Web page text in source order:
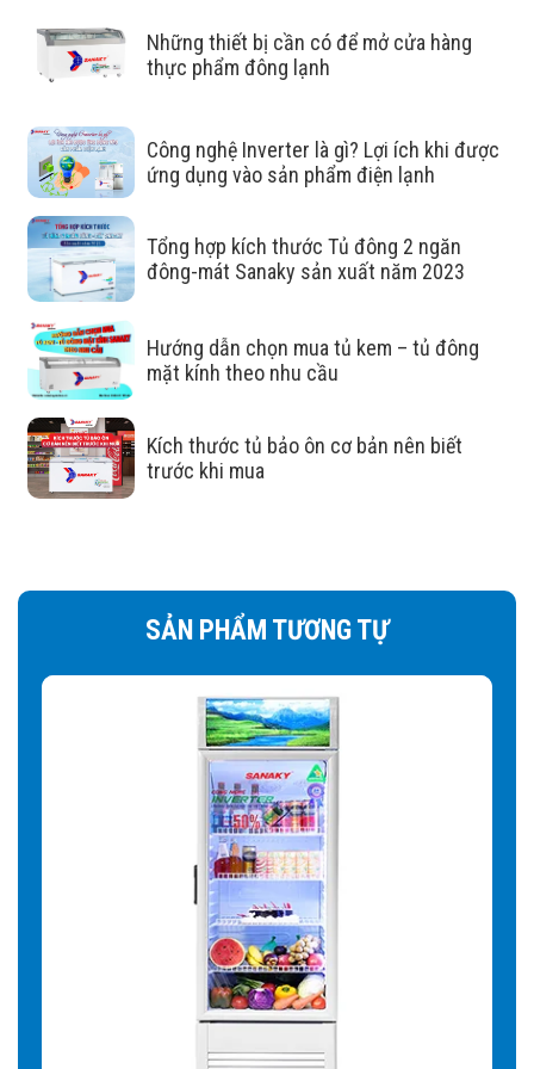
hiện đại phù hợp trong việc bảo
quản trưng bày
E sẽ hạn chế tia hồng ngoại mang nhiệt và tia UV năng
lượng cao của ánh sáng trắng thâm nhập vào tủ.
Tăng khả năng cách nhiệt:
trao đổi nhiệt với môi trường bên ngoài xuống mức thấp
nhất. Không gian làm lạnh bên trong tủ giữ được nhiệt độ
lâu hơn
Hạn chế đọng sương:Kính Low-E giúp hạn chế đọng
sương hay hơi nước trên cánh tủ khi tủ đang hoạt động
nhờ năng cao khả năng cách nhiệt của kính.
Tiết kiệm tối đa điện năng:
Quan sát sản phẩm trong tủ rõ ràng:Kính Low-E giúp
cân bằng ánh sáng tốt hơn, không gây chói mắt khi nhìn từ
ngoài vào tủ mà có ánh đèn hay nguồn ánh sáng khác
chiếu vào mặt kính. Nâng cao tính thẩm mỹ cánh tủ. Giúp
tối ưu cho mục đích trưng bày sản phẩm.
Những thiết bị cần có để mở cửa hàng
thực phẩm đông lạnh
Công nghệ Inverter là gì? Lợi ích khi được
ứng dụng vào sản phẩm điện lạnh
Tổng hợp kích thước Tủ đông 2 ngăn
đông-mát Sanaky sản xuất năm 2023
Hướng dẫn chọn mua tủ kem – tủ đông
mặt kính theo nhu cầu
Kích thước tủ bảo ôn cơ bản nên biết
trước khi mua
SẢN PHẨM TƯƠNG TỰ